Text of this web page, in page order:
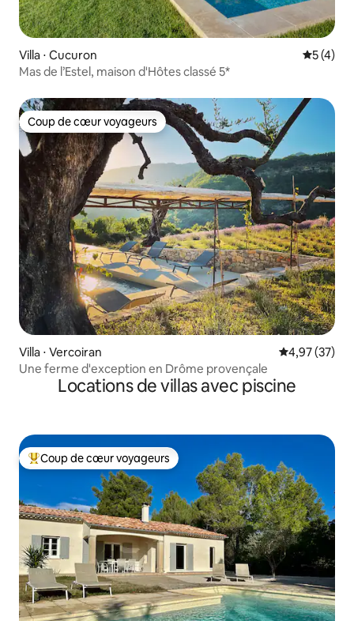
Villa ⋅ Cucuron
5 (4)
Mas de l’Estel, maison d'Hôtes classé 5*
Coup de cœur voyageurs
Coup de cœur voyageurs
Villa ⋅ Vercoiran Évaluation
4,97 (37)
Une ferme d'exception en Drôme provençale
Locations de villas avec piscine
Coups de cœur voyageurs les plus appréciés
Coup de cœur voyageurs